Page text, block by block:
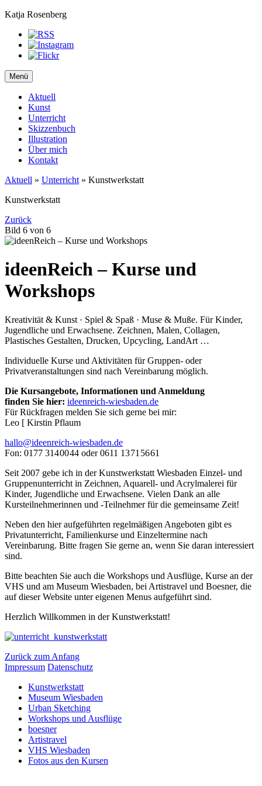
Katja Rosenberg
Menü
Aktuell
Kunst
Unterricht
Skizzenbuch
Illustration
Über mich
Kontakt
Aktuell » Unterricht » Kunstwerkstatt
Kunstwerkstatt
Zurück
Bild 6 von 6
ideenReich – Kurse und
Workshops
Kreativität & Kunst · Spiel & Spaß · Muse & Muße. Für Kinder,
Jugendliche und Erwachsene. Zeichnen, Malen, Collagen,
Plastisches Gestalten, Drucken, Upcycling, LandArt …
Individuelle Kurse und Aktivitäten für Gruppen- oder
Privatveranstaltungen sind nach Vereinbarung möglich.
Die Kursangebote, Informationen und Anmeldung
finden Sie hier: ideenreich-wiesbaden.de
Für Rückfragen melden Sie sich gerne bei mir:
Leo [ Kirstin Pflaum
hallo@ideenreich-wiesbaden.de
Fon: 0177 314 00 44 oder 0611 13 71 56 61
Seit 2007 gebe ich in der Kunstwerkstatt Wiesbaden Einzel- und
Gruppenunterricht in Zeichnen, Aquarell- und Acrylmalerei für
Kinder, Jugendliche und Erwachsene. Vielen Dank an alle
Kursteilnehmerinnen und -Teilnehmer für die gemeinsame Zeit!
Neben den hier aufgeführten regelmäßigen Angeboten gibt es
Privatunterricht, Familienkurse und Einzeltermine nach
Vereinbarung. Bitte fragen Sie gerne an, wenn Sie daran interessiert
sind.
Bitte beachten Sie auch die Workshops und Ausflüge, Kurse an der
VHS und am Museum Wiesbaden, bei Artistravel und Boesner, die
auf dieser Website unter eigenen Menus aufgeführt sind.
Herzlich Willkommen in der Kunstwerkstatt!
Zurück zum Anfang
Impressum Datenschutz
Kunstwerkstatt
Museum Wiesbaden
Urban Sketching
Workshops und Ausflüge
boesner
Artistravel
VHS Wiesbaden
Fotos aus den Kursen